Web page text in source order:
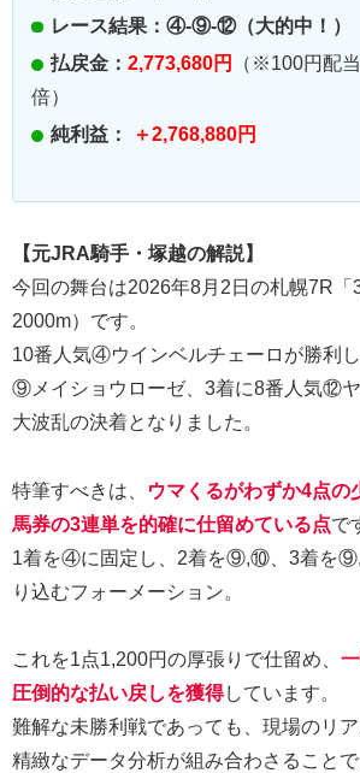
レース結果：④-⑨-⑫（大的中！）
払戻金：2,773,680円
（※100円配
倍）
純利益：
＋2,768,880円
【元JRA騎手・塚越の解説】
今回の舞台は2026年8月2日の札幌7R「
2000m）です。
10番人気④ウインベルチェーロが勝利
⑨メイショウローゼ、3着に8番人気⑫
大波乱の決着となりました。
特筆すべきは、
ウマくるがわずか4点の
馬券の3連単を的確に仕留めている点で
1着を④に固定し、2着を⑨,⑩、3着を
り込むフォーメーション。
これを1点1,200円の厚張りで仕留め、
圧倒的な払い戻しを獲得しています。
難解な未勝利戦であっても、現場のリ
精緻なデータ分析が組み合わさること